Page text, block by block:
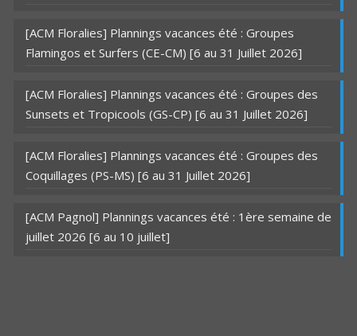
[ACM Floralies] Plannings vacances été : Groupes
Flamingos et Surfers (CE-CM) [6 au 31 Juillet 2026]
[ACM Floralies] Plannings vacances été : Groupes des
Sunsets et Tropicools (GS-CP) [6 au 31 Juillet 2026]
[ACM Floralies] Plannings vacances été : Groupes des
Coquillages (PS-MS) [6 au 31 Juillet 2026]
[ACM Pagnol] Plannings vacances été : 1ère semaine de
juillet 2026 [6 au 10 juillet]